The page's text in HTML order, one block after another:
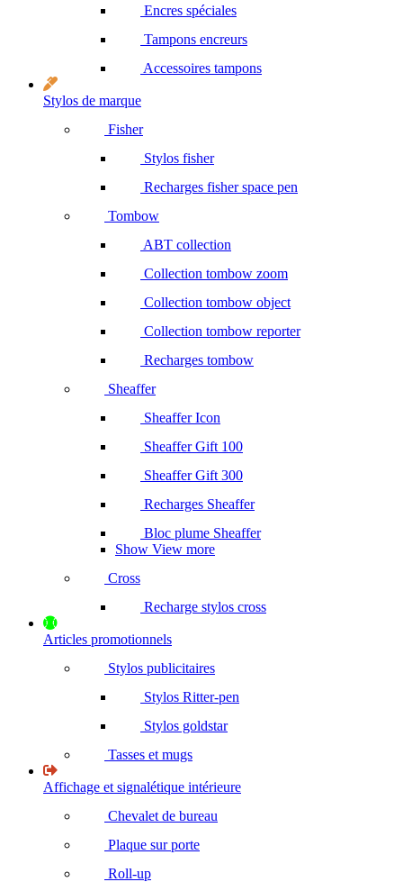
Encres spéciales
Tampons encreurs
Accessoires tampons
Stylos de marque
Fisher
Stylos fisher
Recharges fisher space pen
Tombow
ABT collection
Collection tombow zoom
Collection tombow object
Collection tombow reporter
Recharges tombow
Sheaffer
Sheaffer Icon
Sheaffer Gift 100
Sheaffer Gift 300
Recharges Sheaffer
Bloc plume Sheaffer
Show View more
Cross
Recharge stylos cross
Articles promotionnels
Stylos publicitaires
Stylos Ritter-pen
Stylos goldstar
Tasses et mugs
Affichage et signalétique intérieure
Chevalet de bureau
Plaque sur porte
Roll-up